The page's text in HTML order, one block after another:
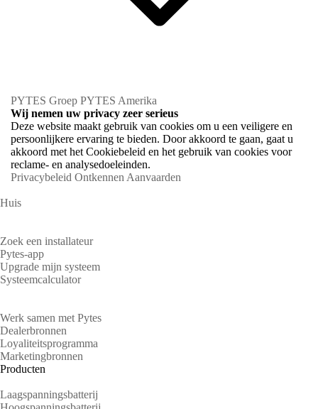
PYTES Groep PYTES Amerika
Wij nemen uw privacy zeer serieus
Deze website maakt gebruik van cookies om u een veiligere en
persoonlijkere ervaring te bieden. Door akkoord te gaan, gaat u
akkoord met het Cookiebeleid en het gebruik van cookies voor
reclame- en analysedoeleinden.
Privacybeleid Ontkennen Aanvaarden
Huis
Zoek een installateur
Pytes-app
Upgrade mijn systeem
Systeemcalculator
Werk samen met Pytes
Dealerbronnen
Loyaliteitsprogramma
Marketingbronnen
Producten
Laagspanningsbatterij